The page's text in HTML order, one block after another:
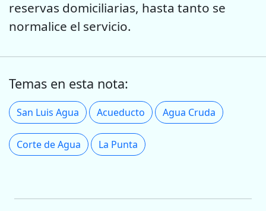
reservas domiciliarias, hasta tanto se
normalice el servicio.
Temas en esta nota:
San Luis Agua Acueducto Agua Cruda
Corte de Agua La Punta